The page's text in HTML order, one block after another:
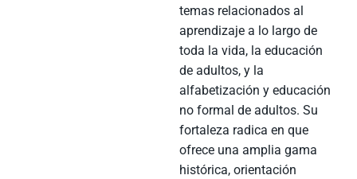
temas relacionados al
aprendizaje a lo largo de
toda la vida, la educación
de adultos, y la
alfabetización y educación
no formal de adultos. Su
fortaleza radica en que
ofrece una amplia gama
histórica, orientación